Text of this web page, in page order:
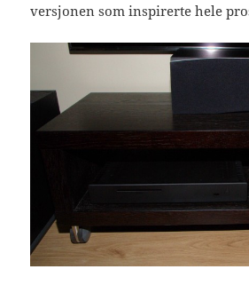
versjonen som inspirerte hele